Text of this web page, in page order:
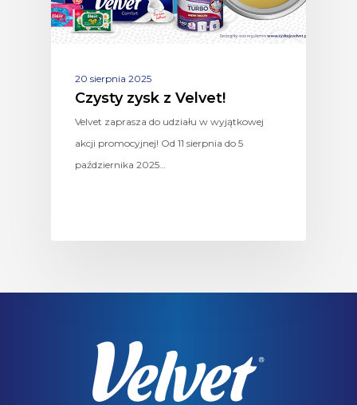
20 sierpnia 2025
Czysty zysk z Velvet!
Velvet zaprasza do udziału w wyjątkowej
akcji promocyjnej! Od 11 sierpnia do 5
października 2025…